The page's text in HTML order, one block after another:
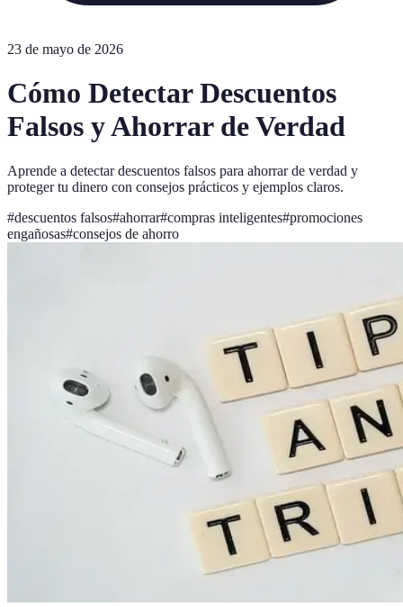
23 de mayo de 2026
Cómo Detectar Descuentos
Falsos y Ahorrar de Verdad
Aprende a detectar descuentos falsos para ahorrar de verdad y
proteger tu dinero con consejos prácticos y ejemplos claros.
#descuentos falsos#ahorrar#compras inteligentes#promociones
engañosas#consejos de ahorro